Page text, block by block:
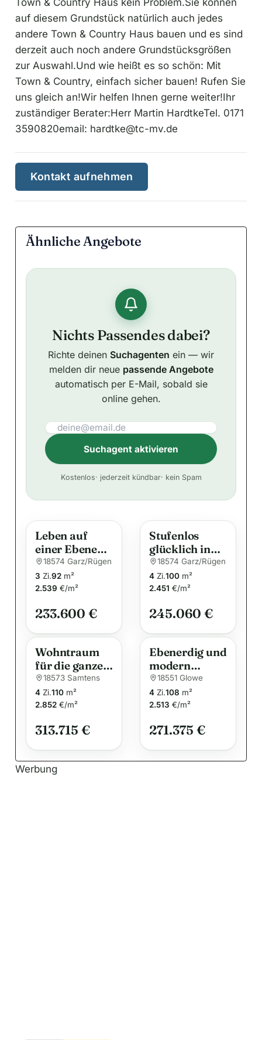
Town & Country Haus kein Problem.Sie können
auf diesem Grundstück natürlich auch jedes
andere Town & Country Haus bauen und es sind
derzeit auch noch andere Grundstücksgrößen
zur Auswahl.Und wie heißt es so schön: Mit
Town & Country, einfach sicher bauen! Rufen Sie
uns gleich an!Wir helfen Ihnen gerne weiter!Ihr
zuständiger Berater:Herr Martin HardtkeTel. 0171
3590820email: hardtke@tc-mv.de
Kontakt aufnehmen
Ähnliche Angebote
Nichts Passendes dabei?
Richte deinen Suchagenten ein — wir
melden dir neue passende Angebote
automatisch per E-Mail, sobald sie
online gehen.
Suchagent aktivieren
t
Kostenlos· jederzeit kündbar· kein Spam
Leben auf
einer Ebene
auf Rügen!
18574 Garz/Rügen
3 Zi.92 m²
2.539 €/m²
233.600 €
Stufenlos
glücklich in
Garz auf
Rügen
18574 Garz/Rügen
4 Zi.100 m²
2.451 €/m²
245.060 €
Wohntraum
für die ganze
Familie
18573 Samtens
4 Zi.110 m²
2.852 €/m²
313.715 €
Ebenerdig und
modern
Wohnen – Ihr
Traum-
Bungalow mit
Terrasse
18551 Glowe
4 Zi.108 m²
2.513 €/m²
271.375 €
Werbung